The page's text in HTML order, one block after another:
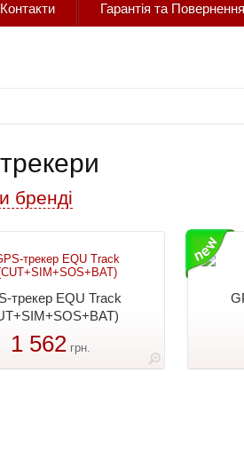
Контакти Гарантія та Повернення
бренді
трекер EQU Track
1 562грн.